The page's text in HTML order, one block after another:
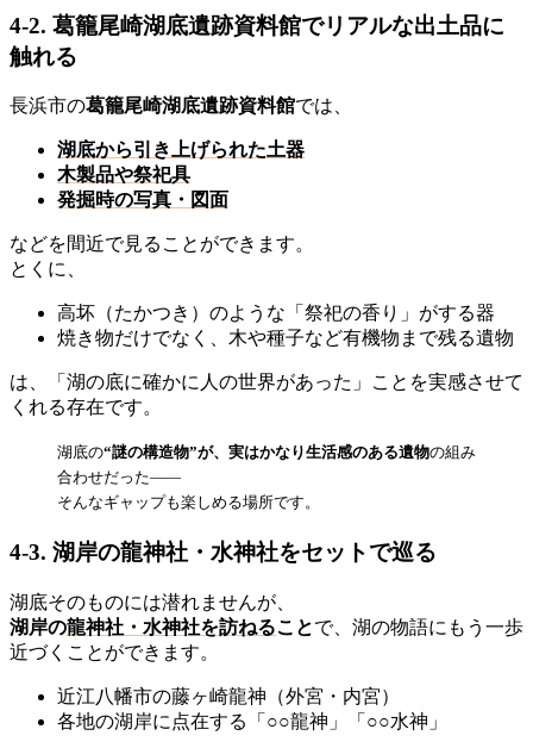
4-2. 葛籠尾崎湖底遺跡資料館でリアルな出土品に
触れる
長浜市の葛籠尾崎湖底遺跡資料館では、
湖底から引き上げられた土器
木製品や祭祀具
発掘時の写真・図面
などを間近で見ることができます。
とくに、
高坏（たかつき）のような「祭祀の香り」がする器
焼き物だけでなく、木や種子など有機物まで残る遺物
は、「湖の底に確かに人の世界があった」ことを実感させて
くれる存在です。
湖底の“謎の構造物”が、実はかなり生活感のある遺物の組み
合わせだった——
そんなギャップも楽しめる場所です。
4-3. 湖岸の龍神社・水神社をセットで巡る
湖底そのものには潜れませんが、
湖岸の龍神社・水神社を訪ねることで、湖の物語にもう一歩
近づくことができます。
近江八幡市の藤ヶ崎龍神（外宮・内宮）
各地の湖岸に点在する「○○龍神」「○○水神」